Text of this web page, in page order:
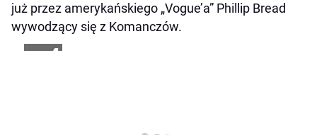
już przez amerykańskiego „Vogue’a” Phillip Bread
wywodzący się z Komanczów.
+4